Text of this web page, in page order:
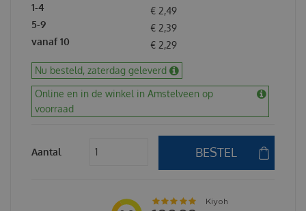
1-4
€ 2,49
5-9
€ 2,39
vanaf 10
€ 2,29
Nu besteld, zaterdag geleverd
Online en in de winkel in Amstelveen op
voorraad
Aantal